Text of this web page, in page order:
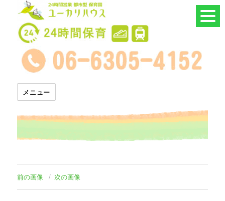
24時間託児所 ユーカリハウス
メニュー
前の画像 次の画像